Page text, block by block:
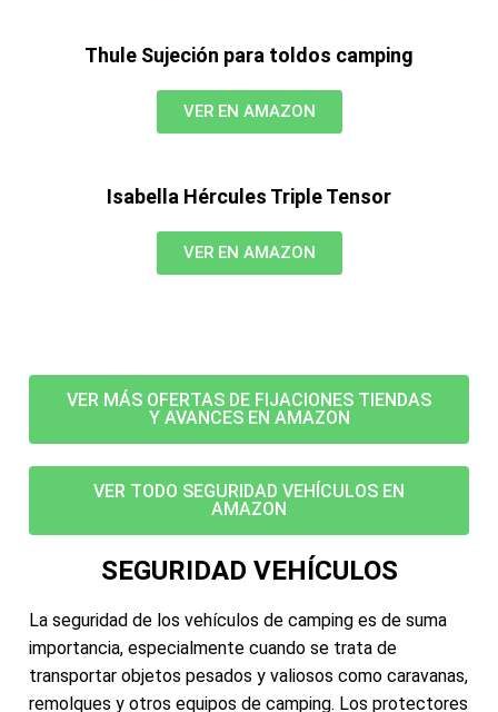
Thule Sujeción para toldos camping
VER EN AMAZON
Isabella Hércules Triple Tensor
VER EN AMAZON
VER MÁS OFERTAS DE FIJACIONES TIENDAS
Y AVANCES EN AMAZON
VER TODO SEGURIDAD VEHÍCULOS EN
AMAZON
SEGURIDAD VEHÍCULOS
La seguridad de los vehículos de camping es de suma
importancia, especialmente cuando se trata de
transportar objetos pesados y valiosos como caravanas,
remolques y otros equipos de camping. Los protectores